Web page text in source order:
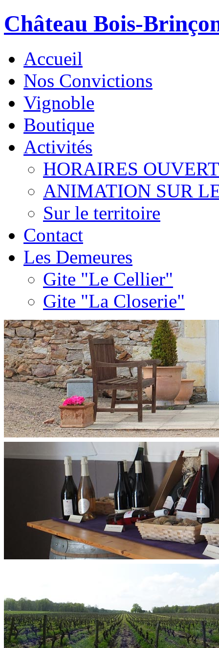
Château Bois-
Accueil
Nos Convictions
Vignoble
Boutique
Activités
HORAIRES
ANIMATION SUR
Sur le territoire
Contact
Les Demeures
Gite "Le Cellier"
Gite "La Closerie"